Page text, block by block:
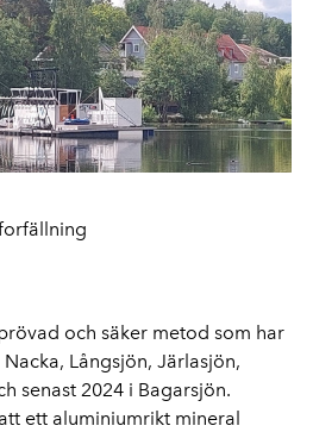
och säker metod som har
Nacka, Långsjön, Järlasjön,
senast 2024 i Bagarsjön.
ett aluminiumrikt mineral